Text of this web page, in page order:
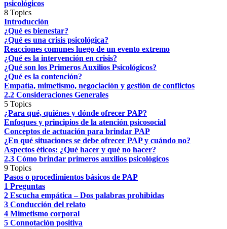
psicológicos
8 Topics
Introducción
¿Qué es bienestar?
¿Qué es una crisis psicológica?
Reacciones comunes luego de un evento extremo
¿Qué es la intervención en crisis?
¿Qué son los Primeros Auxilios Psicológicos?
¿Qué es la contención?
Empatía, mimetismo, negociación y gestión de conflictos
2.2 Consideraciones Generales
5 Topics
¿Para qué, quiénes y dónde ofrecer PAP?
Enfoques y principios de la atención psicosocial
Conceptos de actuación para brindar PAP
¿En qué situaciones se debe ofrecer PAP y cuándo no?
Aspectos éticos: ¿Qué hacer y qué no hacer?
2.3 Cómo brindar primeros auxilios psicológicos
9 Topics
Pasos o procedimientos básicos de PAP
1 Preguntas
2 Escucha empática – Dos palabras prohibidas
3 Conducción del relato
4 Mimetismo corporal
5 Connotación positiva